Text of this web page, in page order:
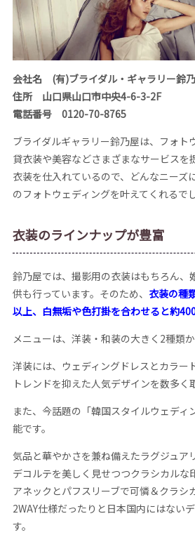
会社名 (有)ブライダル・ギャラリー鈴
住所 山口県山口市中央4-6-3-2F
電話番号 0120-70-8765
ブライダルギャラリー鈴乃屋は、フォト
貸衣装や美容などさまざまなサービスを
衣装を仕入れているので、どんなニーズ
のフォトウェディングを叶えてくれるでし
衣装のラインナップが豊富
鈴乃屋では、撮影用の衣装はもちろん、
供も行っています。そのため、 衣装の種
以上、白無垢や色打掛を合わせると約
メニューは、洋装・和装の大きく2種類か
洋装には、ウェディングドレスとカラー
トレンドを抑えた人気デザインを数多く
また、今話題の「韓国スタイルウェディ
能です。
気品と華やかさを兼ね備えたラグジュア
デコルテを美しく見せつつクラシカルな
アネックとパフスリーブで可憐＆クラシ
2WAY仕様だったりと日本国内にはない
す。